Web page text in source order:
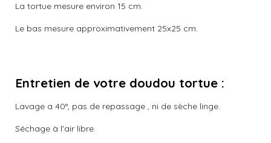
La tortue mesure environ 15 cm.
Le bas mesure approximativement 25x25 cm.
Entretien de votre doudou tortue :
Lavage a 40°, pas de repassage , ni de sèche linge.
Séchage à l'air libre.